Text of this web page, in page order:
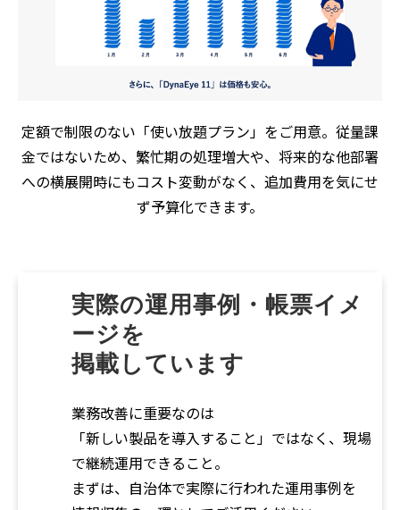
定額で制限のない「使い放題プラン」をご用意。従量課
金ではないため、繁忙期の処理増大や、将来的な他部署
への横展開時にもコスト変動がなく、追加費用を気にせ
ず予算化できます。
実際の運用事例・帳票イメ
ージを
掲載しています
業務改善に重要なのは
「新しい製品を導入すること」ではなく、現場
で継続運用できること。
まずは、自治体で実際に行われた運用事例を